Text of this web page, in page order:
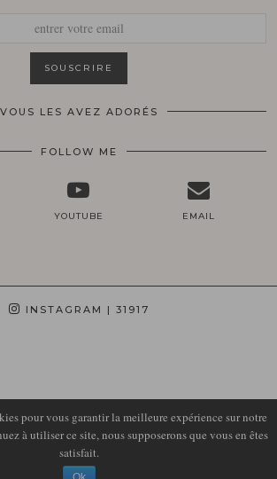
VOUS LES AVEZ ADORÉS
FOLLOW ME
YOUTUBE EMAIL
INSTAGRAM | 31917
LIRONS D'ELLE
pour vous garantir la meilleure expérience sur notre
à utiliser ce site, nous supposerons que vous en êtes
satisfait.